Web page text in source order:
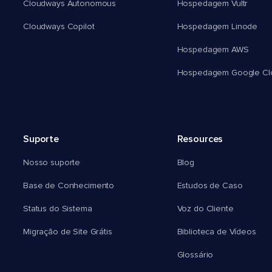
Cloudways Autonomous
Cloudways Copilot
Hospedagem Vultr
Hospedagem Linode
Hospedagem AWS
Hospedagem Google
Suporte
Nosso suporte
Base de Conhecimento
Status do Sistema
Migração de Site Grátis
Resources
Blog
Estudos de Caso
Voz do Cliente
Biblioteca de Vídeos
Glossário